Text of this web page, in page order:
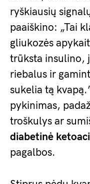
ryškiausių
paaiškino: „Tai
gliukozės
trūksta insulino,
riebalus ir
sukelia tą
pykinimas,
troškulys ar
diabetinė
pagalbos.